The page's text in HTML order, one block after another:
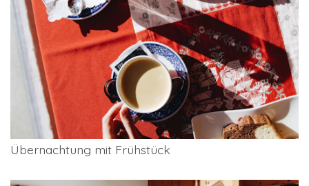
Übernachtung mit Frühstück